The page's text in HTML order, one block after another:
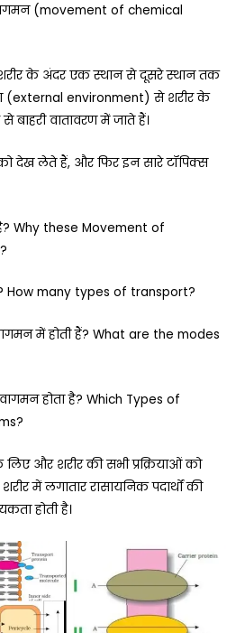
(movement of chemical
शरीर के अंदर एक स्थान से दूसरे स्थान तक
(external environment)से शरीर के
बाहरी वातावरण में जाते हैं।
देख लेते हैं, और फिर इन सारे टॉपिक्स
Why these Movement of
How many types of transport?
में होती हैं?What are the modes
होता है?Which Types of
और शरीर की सभी प्रक्रियाओं को
में लगातार रासायनिक पदार्थों की
होती है।